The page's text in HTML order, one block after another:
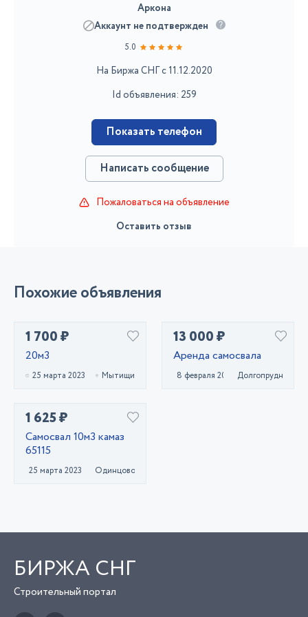
Аркона
Аккаунт не подтвержден
5.0
На Биржа СНГ с 11.12.2020
Id объявления: 259
Показать телефон
Написать сообщение
Пожаловаться на объявление
Оставить отзыв
Похожие объявления
1 700 ₽
20м3
25 марта 2023 Мытищи
13 000 ₽
Аренда самосвала
8 февраля 2022 Долгопрудный
1 625 ₽
Самосвал 10м3 камаз
65115
25 марта 2023 Одинцово
БИРЖА СНГ
Строительный портал